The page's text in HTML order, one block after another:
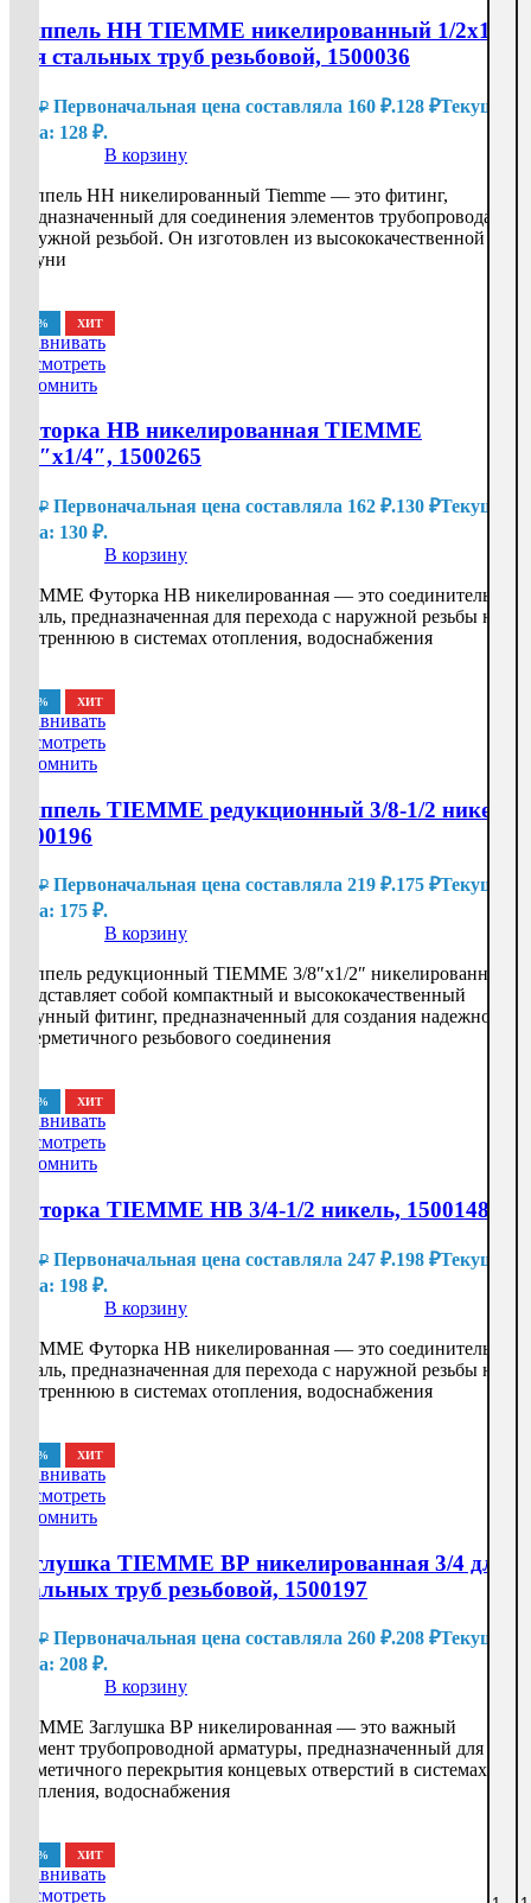
Ниппель HH TIEMME никелированный 1/2х1/2
для стальных труб резьбовой, 1500036
₽ Первоначальная цена составляла 160 ₽.128 ₽Текущая
цена: 128 ₽.
В корзину
Ниппель HH никелированный Tiemme — это фитинг,
предназначенный для соединения элементов трубопровода с
наружной резьбой. Он изготовлен из высококачественной
латуни
-20% ХИТ
Сравнивать
Посмотреть
Запомнить
Футорка НВ никелированная TIEMME
1/2″x1/4″, 1500265
₽ Первоначальная цена составляла 162 ₽.130 ₽Текущая
цена: 130 ₽.
В корзину
TIEMME Футорка НВ никелированная — это соединительная
деталь, предназначенная для перехода с наружной резьбы на
внутреннюю в системах отопления, водоснабжения
-20% ХИТ
Сравнивать
Посмотреть
Запомнить
Ниппель TIEMME редукционный 3/8-1/2 никель,
1500196
₽ Первоначальная цена составляла 219 ₽.175 ₽Текущая
цена: 175 ₽.
В корзину
Ниппель редукционный TIEMME 3/8″х1/2″ никелированный
представляет собой компактный и высококачественный
латунный фитинг, предназначенный для создания надежного
и герметичного резьбового соединения
-20% ХИТ
Сравнивать
Посмотреть
Запомнить
Футорка TIEMME НВ 3/4-1/2 никель, 1500148
₽ Первоначальная цена составляла 247 ₽.198 ₽Текущая
цена: 198 ₽.
В корзину
TIEMME Футорка НВ никелированная — это соединительная
деталь, предназначенная для перехода с наружной резьбы на
внутреннюю в системах отопления, водоснабжения
-20% ХИТ
Сравнивать
Посмотреть
Запомнить
Заглушка TIEMME ВР никелированная 3/4 для
стальных труб резьбовой, 1500197
₽ Первоначальная цена составляла 260 ₽.208 ₽Текущая
цена: 208 ₽.
В корзину
TIEMME Заглушка ВР никелированная — это важный
элемент трубопроводной арматуры, предназначенный для
герметичного перекрытия концевых отверстий в системах
отопления, водоснабжения
-20% ХИТ
Сравнивать
Посмотреть